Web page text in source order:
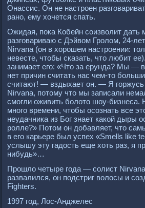
Онассис. Он не настроен
рано, ему хочется спать.
Ожидая, пока Кобейн соизволит дать
разговариваю с Дэйвом Гролом, 24-
Nirvana (он в хорошем настроении:
невесте, чтобы сказать, что любит
занимает его: «Что за ерунда? Мы —
нет причин считать нас чем-то
считают! — вздыхает он. — Я горжусь
Nirvana, потому что мы записали
смогли оживить болото шоу-бизнеса.
много времени, чтобы осознать все
неудачника из Бог знает какой дыры
ролле?» Потом он добавляет, что
в его карьере был успех «Smells like
услышу эту гадость еще хоть раз, я
нибудь»…
Прошло четыре года — солист
развалился, он подстриг волосы и
Fighters.
1997 год, Лос-Анджелес